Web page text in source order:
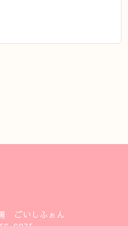
ごいしふぉん